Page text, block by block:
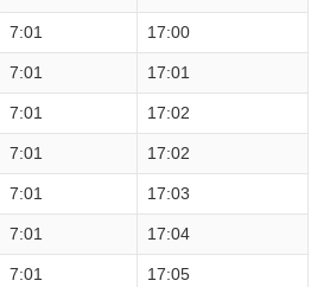
7:01 17:00
7:01 17:01
7:01 17:02
7:01 17:02
7:01 17:03
7:01 17:04
7:01 17:05